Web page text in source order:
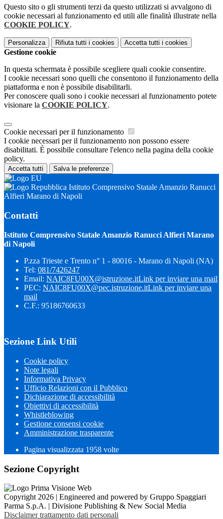
Questo sito o gli strumenti terzi da questo utilizzati si avvalgono di
cookie necessari al funzionamento ed utili alle finalità illustrate nella
COOKIE POLICY.
Personalizza Rifiuta tutti i cookies Accetta tutti i cookies
Gestione cookie
In questa schermata è possibile scegliere quali cookie consentire.
I cookie necessari sono quelli che consentono il funzionamento della
piattaforma e non è possibile disabilitarli.
Per conoscere quali sono i cookie necessari al funzionamento potete
visionare la COOKIE POLICY.
Cookie necessari per il funzionamento
I cookie necessari per il funzionamento non possono essere
disabilitati. È possibile consultare l'elenco nella pagina della cookie
policy.
Accetta tutti Salva le preferenze
Istituto Comprensivo Statale Amanzio Ranucci
Alfieri Marano di Napoli
Contatti
Istituto Comprensivo Statale Amanzio Ranucci Alfieri Marano
di Napoli
P.zza Trieste e Trento n° 1 - 80016 - Marano di Napoli (NA)
Tel: 081/7426247
Email: NAIC8FU00X@istruzione.itLink per inviare una mail
PEC: NAIC8FU00X@pec.istruzione.itLink per inviare una
mail
C.F.: 95186760633
Sezione Link Utili
Cookie policy
Note legali
Informativa Privacy
Ufficio Relazioni con il Pubblico
Dichiarazione di accessibilità
Obiettivi di accessibilità
Whistleblowing
Gestione consensi cookie
Amministrazione trasparente
Pagina visualizzata 1958 volte
Sezione Copyright
Copyright 2026 | Engineered and powered by Gruppo Spaggiari
Parma S.p.A. | Divisione Publishing & New Social Media
Disclaimer trattamento dati personali